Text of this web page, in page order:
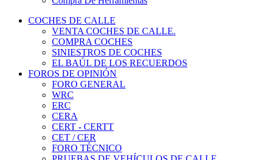
COCHES DE CALLE
VENTA COCHES DE CALLE.
COMPRA COCHES
SINIESTROS DE COCHES
EL BAÚL DE LOS RECUERDOS
FOROS DE OPINIÓN
FORO GENERAL
WRC
ERC
CERA
CERT - CERTT
CET / CER
FORO TÉCNICO
PRUEBAS DE VEHÍCULOS DE CALLE.
VIDEOS DE RALLY.